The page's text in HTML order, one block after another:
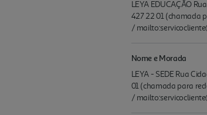
LEYA EDUCAÇÃO
427 22 01 (chamada
/
Nome e Morada
LEYA - SEDE Rua
01 (chamada para
/